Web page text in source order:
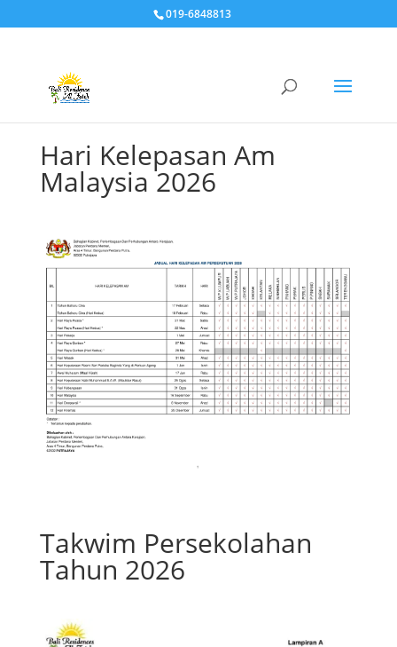
019-6848813
Hari Kelepasan Am
Malaysia 2026
Takwim Persekolahan
Tahun 2026